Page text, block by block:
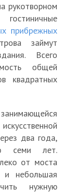
рукотворном
прибрежных
займут
Всего
общей
квадратных
два года,
семи лет.
от моста
небольшая
нужную